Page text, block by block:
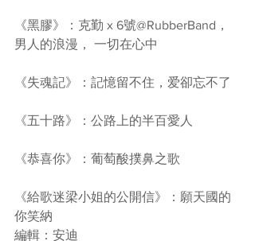
《黑膠》：克勤 x 6號@RubberBand，
男人的浪漫， 一切在心中
《失魂記》：記憶留不住，爱卻忘不了
《五十路》：公路上的半百愛人
《恭喜你》：葡萄酸撲鼻之歌
《給歌迷梁小姐的公開信》：願天國的
你笑納
編輯：安迪